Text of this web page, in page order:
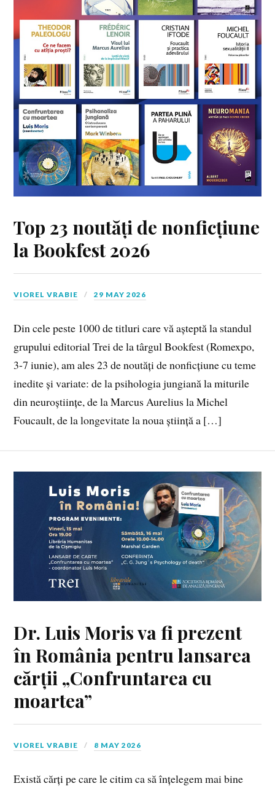
Top 23 noutăți de nonficțiune
la Bookfest 2026
VIOREL VRABIE 29 MAY 2026
Din cele peste 1000 de titluri care vă așteptă la standul
grupului editorial Trei de la târgul Bookfest (Romexpo,
3-7 iunie), am ales 23 de noutăți de nonficțiune cu teme
inedite și variate: de la psihologia jungiană la miturile
din neuroștiințe, de la Marcus Aurelius la Michel
Foucault, de la longevitate la noua știință a […]
Dr. Luis Moris va fi prezent
în România pentru lansarea
cărții „Confruntarea cu
moartea”
VIOREL VRABIE 8 MAY 2026
Există cărți pe care le citim ca să înțelegem mai bine